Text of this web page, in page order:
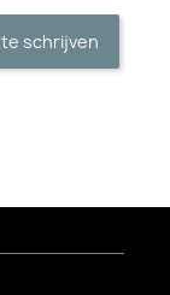
schrijven